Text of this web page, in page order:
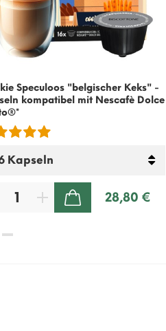
Speculoos "belgischer Keks" -
kompatibel mit Nescafè Dolce
®*
28,80 €